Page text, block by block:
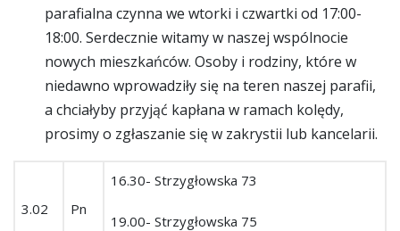
parafialna czynna we wtorki i czwartki od 17:00-
18:00. Serdecznie witamy w naszej wspólnocie
nowych mieszkańców. Osoby i rodziny, które w
niedawno wprowadziły się na teren naszej parafii,
a chciałyby przyjąć kapłana w ramach kolędy,
prosimy o zgłaszanie się w zakrystii lub kancelarii.
3.02 Pn
16.30- Strzygłowska 73
19.00- Strzygłowska 75